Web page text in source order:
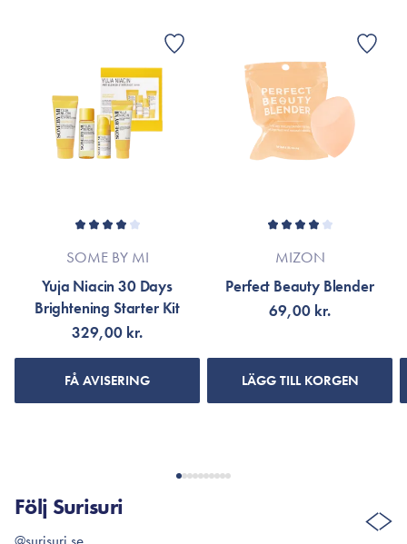
SOME BY MI
Yuja Niacin 30 Days
Brightening Starter Kit
329,00 kr.
FÅ AVISERING
MIZON
Perfect Beauty Blender
69,00 kr.
LÄGG TILL KORGEN
Följ Surisuri